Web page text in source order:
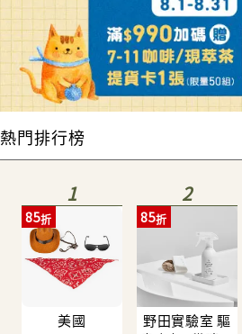
熱門排行榜
1
美國
85
2
野田實驗室 驅
85